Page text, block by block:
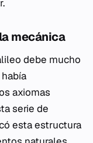
mecánica
debe mucho
axiomas
serie de
esta estructura